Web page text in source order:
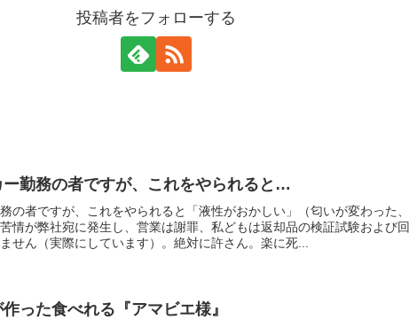
投稿者をフォローする
勤務の者ですが、これをやられると…
の者ですが、これをやられると「液性がおかしい」（匂いが変わった、
情が弊社宛に発生し、営業は謝罪、私どもは返却品の検証試験および回
せん（実際にしています）。絶対に許さん。楽に死...
った食べれる『アマビエ様』